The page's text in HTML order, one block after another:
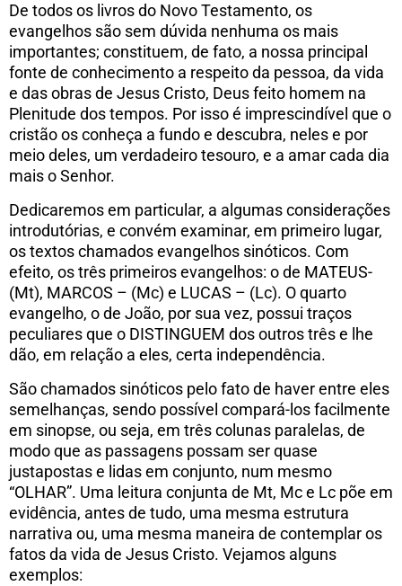
De todos os livros do Novo Testamento, os
evangelhos são sem dúvida nenhuma os mais
importantes; constituem, de fato, a nossa principal
fonte de conhecimento a respeito da pessoa, da vida
e das obras de Jesus Cristo, Deus feito homem na
Plenitude dos tempos. Por isso é imprescindível que o
cristão os conheça a fundo e descubra, neles e por
meio deles, um verdadeiro tesouro, e a amar cada dia
mais o Senhor.
Dedicaremos em particular, a algumas considerações
introdutórias, e convém examinar, em primeiro lugar,
os textos chamados evangelhos sinóticos. Com
efeito, os três primeiros evangelhos: o de MATEUS-
(Mt), MARCOS – (Mc) e LUCAS – (Lc). O quarto
evangelho, o de João, por sua vez, possui traços
peculiares que o DISTINGUEM dos outros três e lhe
dão, em relação a eles, certa independência.
São chamados sinóticos pelo fato de haver entre eles
semelhanças, sendo possível compará-los facilmente
em sinopse, ou seja, em três colunas paralelas, de
modo que as passagens possam ser quase
justapostas e lidas em conjunto, num mesmo
“OLHAR”. Uma leitura conjunta de Mt, Mc e Lc põe em
evidência, antes de tudo, uma mesma estrutura
narrativa ou, uma mesma maneira de contemplar os
fatos da vida de Jesus Cristo. Vejamos alguns
exemplos: